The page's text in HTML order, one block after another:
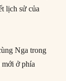
lịch sử của
Nga trong
mới ở phía